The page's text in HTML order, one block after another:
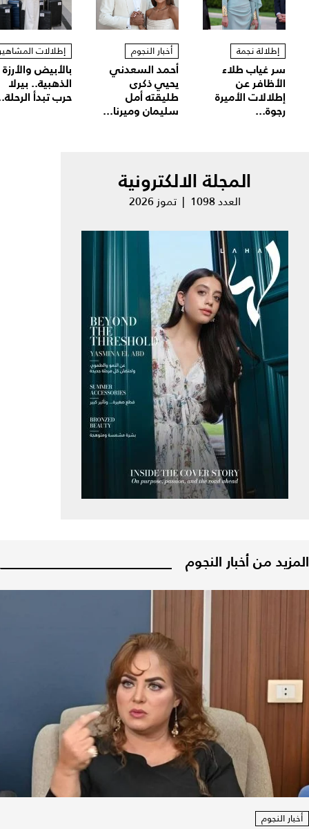
إطلالة نجمة
سر غياب طلاء
الأظافر عن
إطلالات الأميرة
رجوة...
أخبار النجوم
أحمد السعدني
يحيي ذكرى
طليقته أمل
سليمان وميرنا...
إطلالات
بالأبيض والأرزة
الذهبية.. بيرلا
حرب تبدأ
المجلة الالكترونية
العدد 1098 | تموز 2026
المزيد من أخبار النجوم
أخبار النجوم